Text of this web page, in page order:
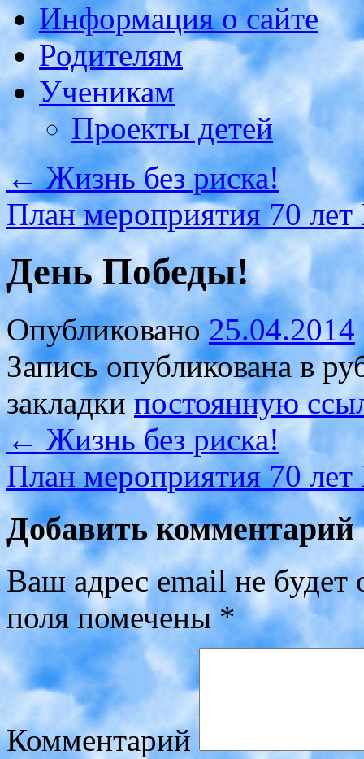
Информация о сайте
Родителям
Ученикам
Проекты детей
←Жизнь без риска!
План мероприятия 70
День Победы!
Опубликовано 25.04.2014
Запись опубликована в
закладкипостоянную
←Жизнь без риска!
План мероприятия 70
Добавить комментарий
Ваш адрес email не будет
поля помечены *
Комментарий